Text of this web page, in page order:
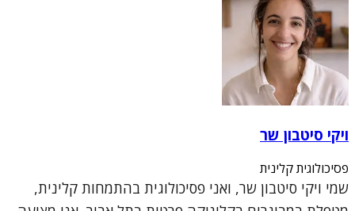
ויקי סיטבון שר
פסיכולוגית קלינית
שמי ויקי סיטבון שר, ואני פסיכולוגית בהתמחות קלינית,